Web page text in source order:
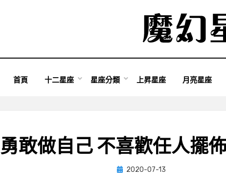
首頁 十二星座 星座分類 上昇星座 月亮星座
勇敢做自己 不喜歡任人擺
by小編
Posted
2020-07-13